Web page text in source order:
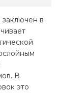
в
В
это